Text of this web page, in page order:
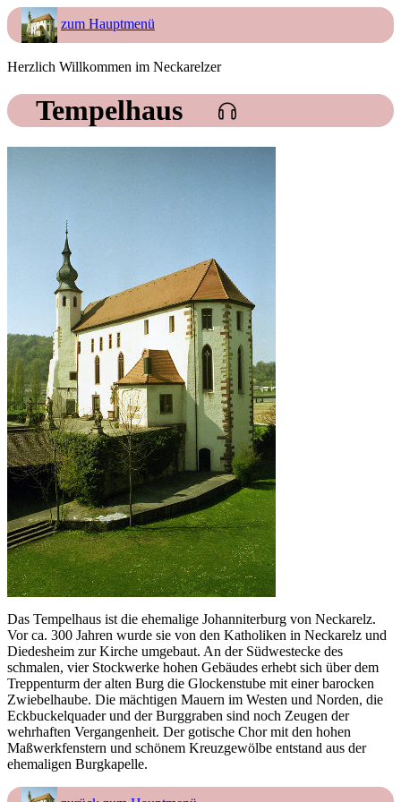
zum Hauptmenü
Herzlich Willkommen im Neckarelzer
Tempelhaus
Das Tempelhaus ist die ehemalige Johanniterburg von Neckarelz.
Vor ca. 300 Jahren wurde sie von den Katholiken in Neckarelz und
Diedesheim zur Kirche umgebaut. An der Südwestecke des
schmalen, vier Stockwerke hohen Gebäudes erhebt sich über dem
Treppenturm der alten Burg die Glockenstube mit einer barocken
Zwiebelhaube. Die mächtigen Mauern im Westen und Norden, die
Eckbuckelquader und der Burggraben sind noch Zeugen der
wehrhaften Vergangenheit. Der gotische Chor mit den hohen
Maßwerkfenstern und schönem Kreuzgewölbe entstand aus der
ehemaligen Burgkapelle.